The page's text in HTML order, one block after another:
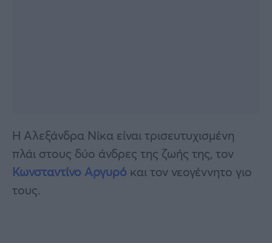
Η Αλεξάνδρα Νίκα είναι τρισευτυχισμένη
πλάι στους δύο άνδρες της ζωής της, τον
Κωνσταντίνο Αργυρό και τον νεογέννητο γιο
τους.